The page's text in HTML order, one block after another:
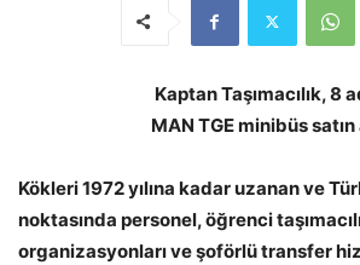
Kaptan Taşımacılık, 8
MAN TGE minibüs satın
Kökleri 1972 yılına kadar uzanan ve
noktasında personel, öğrenci
organizasyonları ve şoförlü transfer